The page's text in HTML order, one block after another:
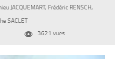
JACQUEMART, Frédéric RENSCH,
SACLET
 3621 vues